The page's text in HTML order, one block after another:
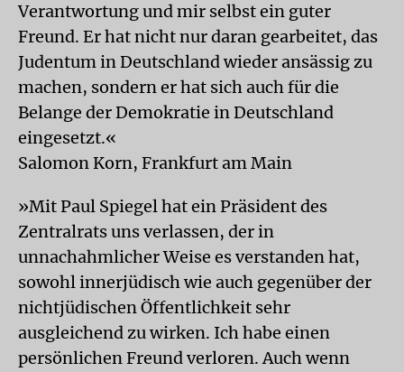
Verantwortung und mir selbst ein guter
Freund. Er hat nicht nur daran gearbeitet, das
Judentum in Deutschland wieder ansässig zu
machen, sondern er hat sich auch für die
Belange der Demokratie in Deutschland
eingesetzt.«
Salomon Korn, Frankfurt am Main
»Mit Paul Spiegel hat ein Präsident des
Zentralrats uns verlassen, der in
unnachahmlicher Weise es verstanden hat,
sowohl innerjüdisch wie auch gegenüber der
nichtjüdischen Öffentlichkeit sehr
ausgleichend zu wirken. Ich habe einen
persönlichen Freund verloren. Auch wenn